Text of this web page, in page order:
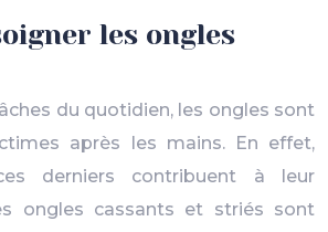
les ongles
du quotidien, les ongles sont
après les mains. En effet,
derniers contribuent à leur
ongles cassants et striés sont